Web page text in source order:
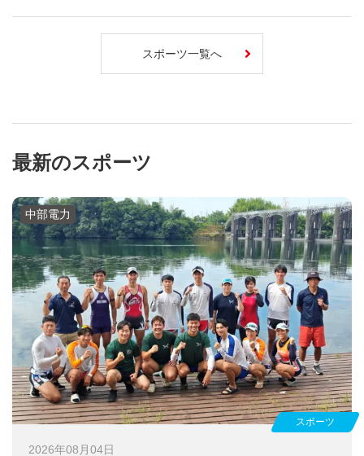
スポーツ一覧へ
最新のスポーツ
2026年08月04日
スポーツ
中部電力